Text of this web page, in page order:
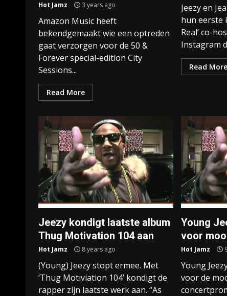
Hot Jamz 3 years ago
Amazon Music heeft
bekendgemaakt wie een optreden
gaat verzorgen voor de 50 &
Forever special-edition City
Sessions...
Read More
Jeezy en
hun eerste
Real’ co-
Instagram
Read More
Jeezy kondigt laatste album
Thug Motivation 104 aan
Hot Jamz 8 years ago
(Young) Jeezy stopt ermee. Met
‘Thug Motiviation 104’ kondigt de
rapper zijn laatste werk aan. “As
Young
voor
Hot Jamz
Young
voor de